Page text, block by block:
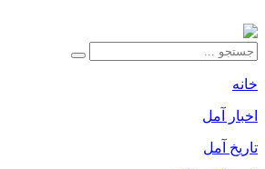
خانه
اخبار آمل
تاریخ آمل